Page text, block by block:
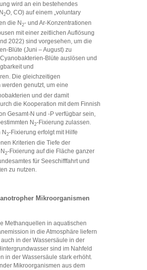
wird an ein bestehendes
2O, CO) auf einem „voluntary
die N2- und Ar-Konzentrationen
mit einer zeitlichen Auflösung
2022) sind vorgesehen, um die
Blüte (Juni – August) zu
Blüte auslösen und
und
Die gleichzeitigen
genutzt, um eine
und der damit
die Kooperation mit dem Finnish
Gesamt-N und -P verfügbar sein,
N2-Fixierung zulassen.
N2-Fixierung erfolgt mit Hilfe
Kriterien die Tiefe der
2-Fixierung auf die Fläche ganzer
für Seeschifffahrt und
zu nutzen.
Mikroorganismen
Methanquellen in aquatischen
in die Atmosphäre liefern
in der Wassersäule in der
sind im Nahfeld
in der Wassersäule stark erhöht.
Mikroorganismen aus dem